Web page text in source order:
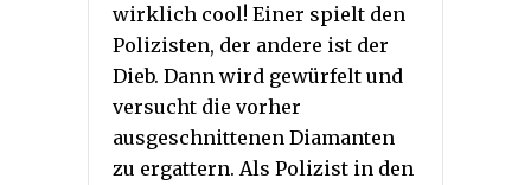
wirklich cool! Einer spielt den
Polizisten, der andere ist der
Dieb. Dann wird gewürfelt und
versucht die vorher
ausgeschnittenen Diamanten
zu ergattern. Als Polizist in den